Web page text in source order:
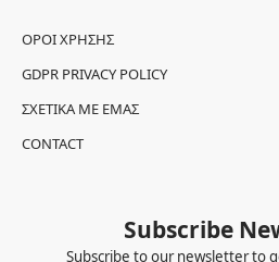
ΌΡΟΙ ΧΡΉΣΗΣ
GDPR PRIVACY POLICY
ΣΧΕΤΙΚΆ ΜΕ ΕΜΆΣ
CONTACT
Subscribe
Subscribe to our newsletter to